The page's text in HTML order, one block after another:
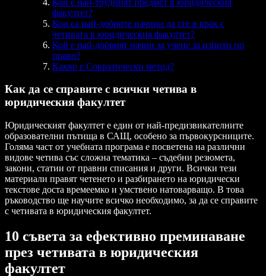
факултет?
Кои са най-добрите начини да сте в крак с
четивата в юридическия факултет?
Кой е най-добрият начин за учене за изпити по
право?
Какво е Сократически метод?
Как да се справите с всички четива в
юридическия факултет
Юридическият факултет е един от най-предизвикателните
образователни пътища в САЩ, особено за първокурсниците.
Голяма част от учебната програма е посветена на различни
видове четива със сложна тематика – съдебни резюмета,
закони, статии от правни списания и други. Всички тези
материали правят четенето и разбирането на юридически
текстове доста времеемко и умствено натоварващо. В това
ръководство ще научите всичко необходимо, за да се справите
с четивата в юридическия факултет.
10 съвета за ефективно преминаване
през четивата в юридическия
факултет